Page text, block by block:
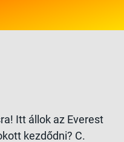
Itt állok az Everest
kezdődni? C.